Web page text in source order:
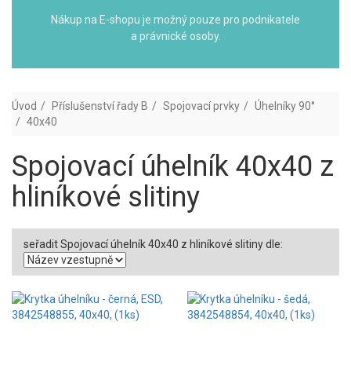
Nákup na E-shopu je možný pouze pro podnikatele
a právnické osoby.
Úvod Příslušenství řady B Spojovací prvky
Úhelníky 90°
40x40
Spojovací úhelník 40x40 z
hliníkové slitiny
seřadit Spojovací úhelník 40x40 z hliníkové slitiny dle: